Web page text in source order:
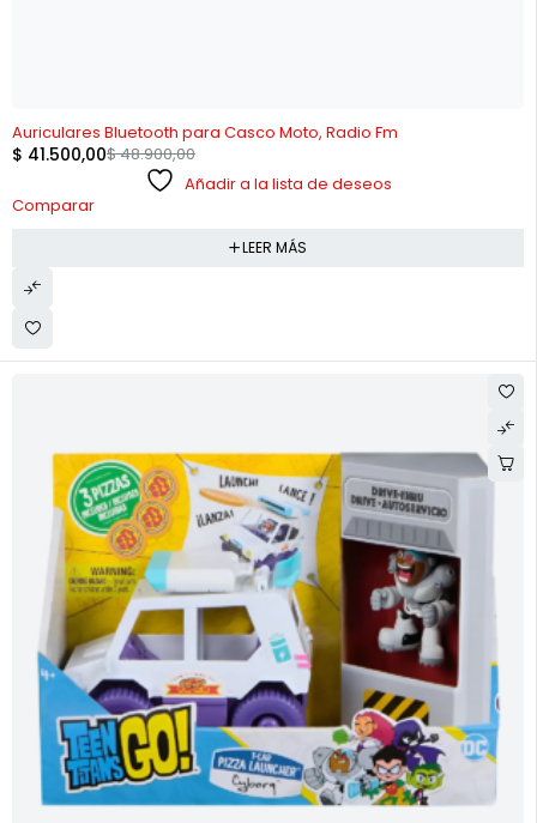
Auriculares Bluetooth para Casco Moto, Radio Fm
$48.900,00
$ 41.500,00
Añadir a la lista de deseos
Comparar
LEER MÁS